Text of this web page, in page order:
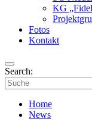
KG
Fotos
Kontakt
Search:
search
Home
News